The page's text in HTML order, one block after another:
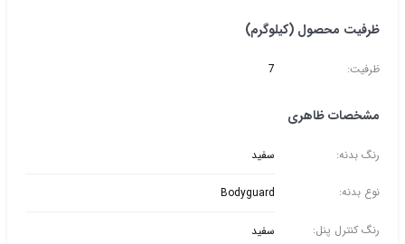
ظرفیت محصول (کیلوگرم)
ظرفیت: 7
مشخصات ظاهری
رنگ بدنه: سفید
نوع بدنه: Bodyguard
رنگ کنترل پنل: سفید